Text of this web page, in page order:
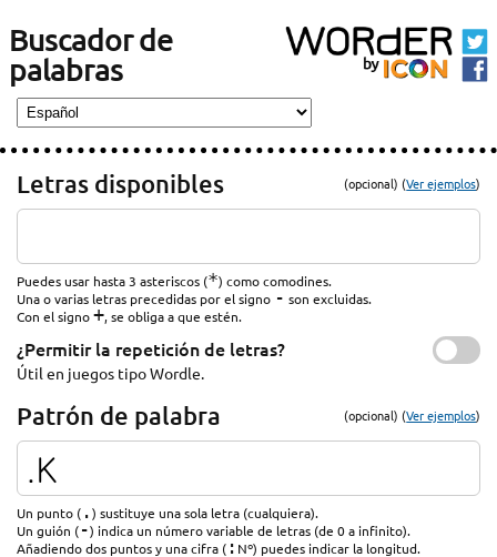
Buscador de
palabras
Letras disponibles (opcional) (Ver ejemplos)
Puedes usar hasta 3 asteriscos (*) como comodines.
Una o varias letras precedidas por el signo - son excluidas.
Con el signo+, se obliga a que estén.
¿Permitir la repetición de letras?
Útil en juegos tipo Wordle.
Patrón de palabra (opcional) (Ver ejemplos)
Un punto (.) sustituye una sola letra (cualquiera).
Un guión (-) indica un número variable de letras (de 0 a infinito).
Añadiendo dos puntos y una cifra (: Nº) puedes indicar la longitud.